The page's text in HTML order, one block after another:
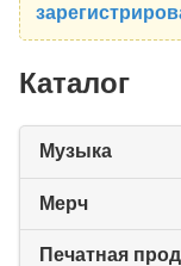
Каталог
Музыка
Мерч
Печатная